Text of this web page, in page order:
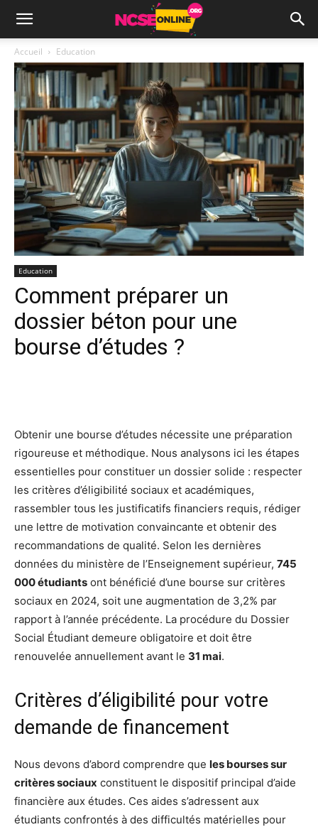
Accueil Education
Education
Comment préparer un
dossier béton pour une
bourse d’études ?
Obtenir une bourse d’études nécessite une préparation
rigoureuse et méthodique. Nous analysons ici les étapes
essentielles pour constituer un dossier solide : respecter
les critères d’éligibilité sociaux et académiques,
rassembler tous les justificatifs financiers requis, rédiger
une lettre de motivation convaincante et obtenir des
recommandations de qualité. Selon les dernières
données du ministère de l’Enseignement supérieur, 745
000 étudiants ont bénéficié d’une bourse sur critères
sociaux en 2024, soit une augmentation de 3,2% par
rapport à l’année précédente. La procédure du Dossier
Social Étudiant demeure obligatoire et doit être
renouvelée annuellement avant le 31 mai.
Critères d’éligibilité pour votre
demande de financement
Nous devons d’abord comprendre que les bourses sur
critères sociaux constituent le dispositif principal d’aide
financière aux études. Ces aides s’adressent aux
étudiants confrontés à des difficultés matérielles pour